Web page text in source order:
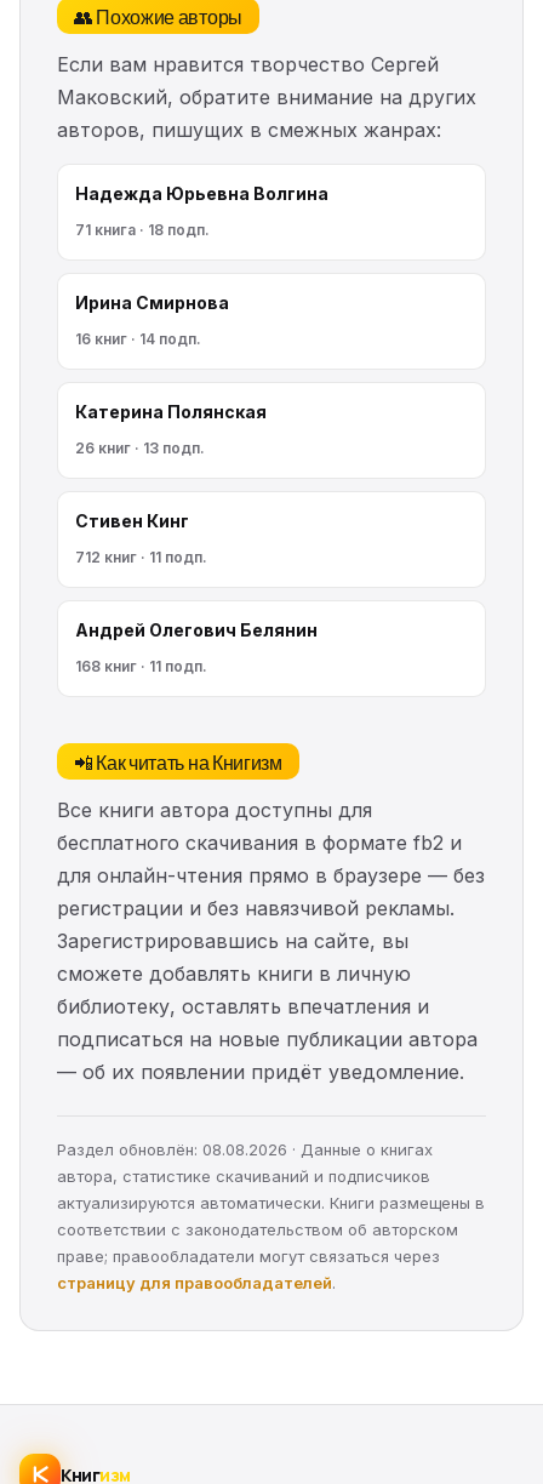
👥 Похожие авторы
Если вам нравится творчество Сергей
Маковский, обратите внимание на других
авторов, пишущих в смежных жанрах:
Надежда Юрьевна Волгина
71 книга · 18 подп.
Ирина Смирнова
16 книг · 14 подп.
Катерина Полянская
26 книг · 13 подп.
Стивен Кинг
712 книг · 11 подп.
Андрей Олегович Белянин
168 книг · 11 подп.
📲 Как читать на Книгизм
Все книги автора доступны для
бесплатного скачивания в формате fb2 и
для онлайн-чтения прямо в браузере — без
регистрации и без навязчивой рекламы.
Зарегистрировавшись на сайте, вы
сможете добавлять книги в личную
библиотеку, оставлять впечатления и
подписаться на новые публикации автора
— об их появлении придёт уведомление.
Раздел обновлён: 08.08.2026 · Данные о книгах
автора, статистике скачиваний и подписчиков
актуализируются автоматически. Книги размещены в
соответствии с законодательством об авторском
праве; правообладатели могут связаться через
страницу для правообладателей.
Книгизм